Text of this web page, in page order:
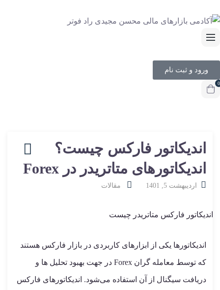
ورود و ثبت نام
0
اندیکاتور فارکس چیست؟
اندیکاتورهای متاتریدر در Forex
اردیبهشت 5, 1401 مقالات
اندیکاتورها یکی از ابزارهای کاربردی در بازار فارکس هستند
که توسط معامله گران Forex در جهت بهبود تحلیل ها و
دریافت سیگنال از آن استفاده می‌شود. اندیکاتورهای فارکس